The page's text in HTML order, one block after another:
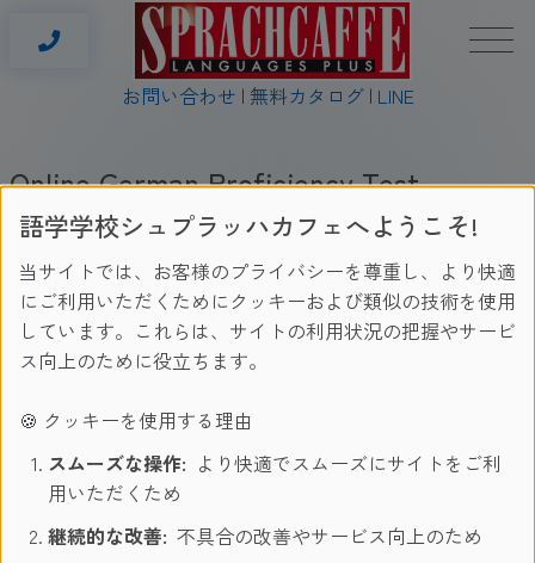
お問い合わせ 無料カタログ LINE
Online German Proficiency Test
After filling in your test, click on "Submit" button and you will
be shown the test results, with answers and scores (the first
answer being the right one and your score being 1 or 0 for
each question).
Your final score will appear at the very end of your test, as
Your german test!
語学学校シュプラッハカフェへようこそ!
当サイトでは、お客様のプライバシーを尊重し、より快適
にご利用いただくためにクッキーおよび類似の技術を使用
しています。これらは、サイトの利用状況の把握やサービ
ス向上のために役立ちます。
🍪 クッキーを使用する理由
スムーズな操作: より快適でスムーズにサイトをご利
用いただくため
継続的な改善: 不具合の改善やサービス向上のため